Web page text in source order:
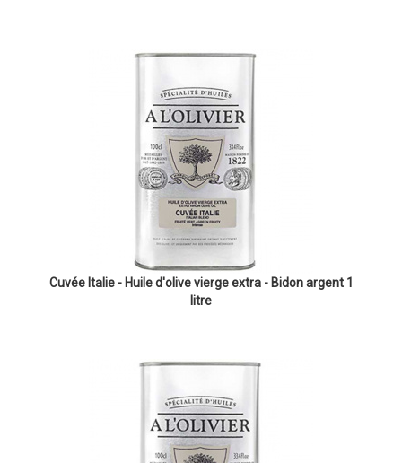
Cuvée Italie - Huile d'olive vierge extra - Bidon argent 1
litre